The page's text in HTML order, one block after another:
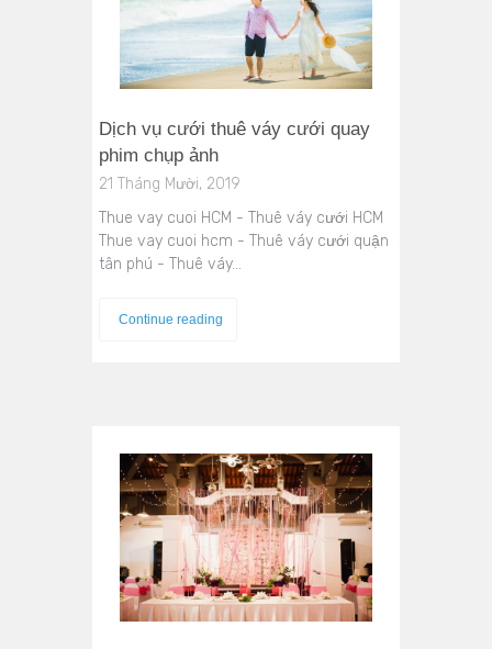
Dịch vụ cưới thuê váy cưới quay
phim chụp ảnh
21 Tháng Mười, 2019
Thue vay cuoi HCM - Thuê váy cưới HCM
Thue vay cuoi hcm - Thuê váy cưới quận
tân phú - Thuê váy…
Continue reading